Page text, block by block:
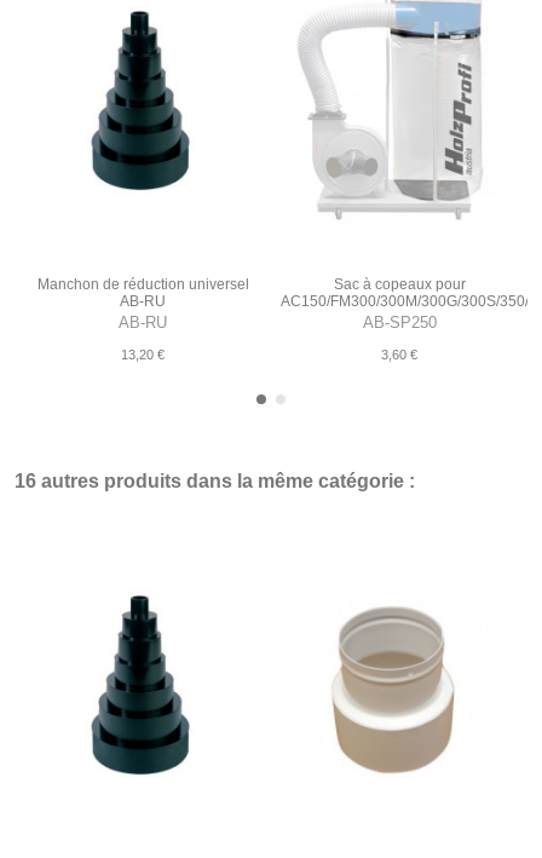
Manchon de réduction universel
AB-RU
AB-RU
13,20 €
Sac à copeaux pour
AC150/FM300/300M/300G/300S/350/
AB-SP250
3,60 €
16 autres produits dans la même catégorie :